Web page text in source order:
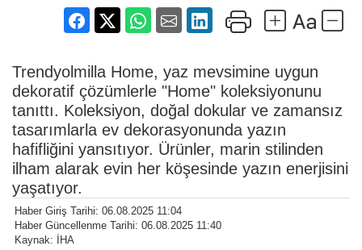
Trendyolmilla Home, yaz mevsimine uygun
dekoratif çözümlerle "Home" koleksiyonunu
tanıttı. Koleksiyon, doğal dokular ve zamansız
tasarımlarla ev dekorasyonunda yazın
hafifliğini yansıtıyor. Ürünler, marin stilinden
ilham alarak evin her köşesinde yazın enerjisini
yaşatıyor.
Haber Giriş Tarihi: 06.08.2025 11:04
Haber Güncellenme Tarihi: 06.08.2025 11:40
Kaynak: İHA